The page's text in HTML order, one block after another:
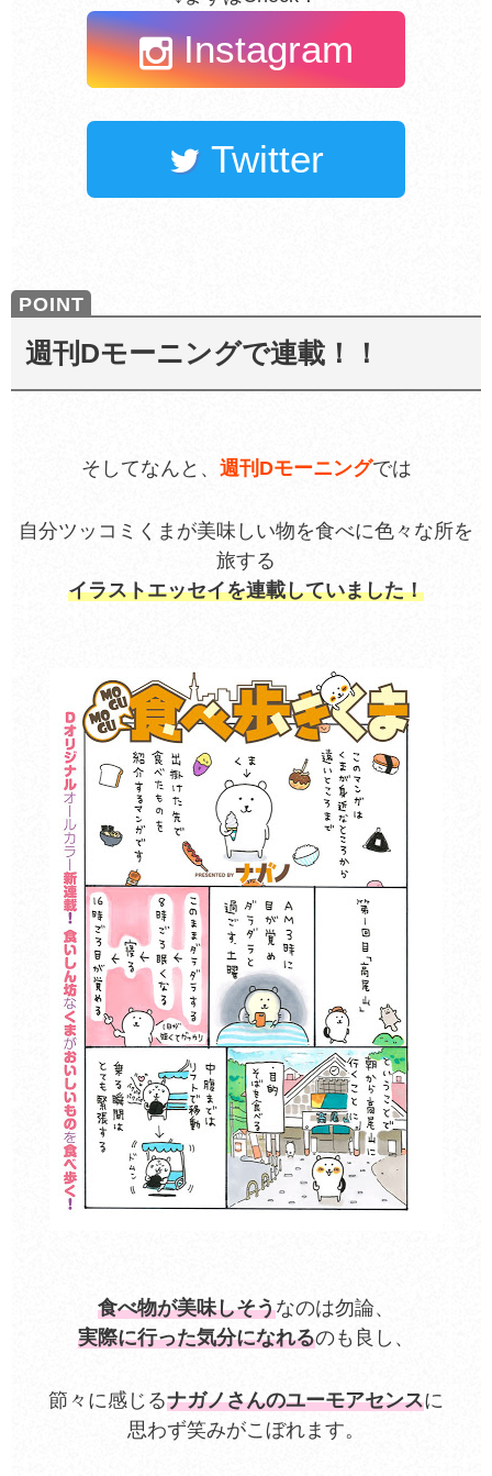
Instagram
Twitter
週刊Dモーニングで連載！！
そしてなんと、 週刊Dモーニングでは
自分ツッコミくまが美味しい物を食べに色々な所を
旅する
イラストエッセイを連載していました！
食べ物が美味しそうなのは勿論、
実際に行った気分になれるのも良し、
節々に感じるナガノさんのユーモアセンスに
思わず笑みがこぼれます。